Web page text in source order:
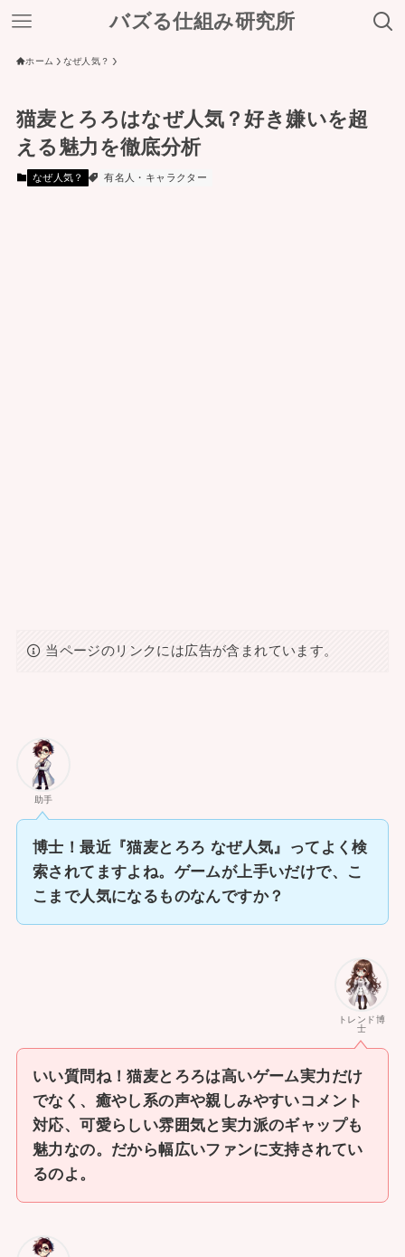
バズる仕組み研究所
ホーム なぜ人気？
猫麦とろろはなぜ人気？好き嫌いを超
える魅力を徹底分析
なぜ人気？ 有名人・キャラクター
当ページのリンクには広告が含まれています。
助手
博士！最近『猫麦とろろ なぜ人気』ってよく検
索されてますよね。ゲームが上手いだけで、こ
こまで人気になるものなんですか？
トレンド博
士
いい質問ね！猫麦とろろは高いゲーム実力だけ
でなく、癒やし系の声や親しみやすいコメント
対応、可愛らしい雰囲気と実力派のギャップも
魅力なの。だから幅広いファンに支持されてい
るのよ。